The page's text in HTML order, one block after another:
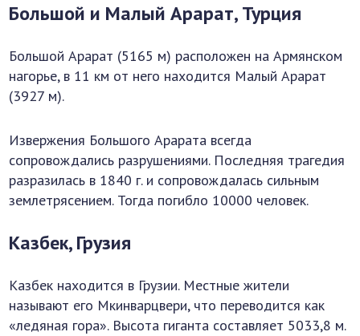
Большой и Малый Арарат, Турция
Большой Арарат (5165 м) расположен на Армянском
нагорье, в 11 км от него находится Малый Арарат
(3927 м).
Извержения Большого Арарата всегда
сопровождались разрушениями. Последняя трагедия
разразилась в 1840 г. и сопровождалась сильным
землетрясением. Тогда погибло 10000 человек.
Казбек, Грузия
Казбек находится в Грузии. Местные жители
называют его Мкинварцвери, что переводится как
«ледяная гора». Высота гиганта составляет 5033,8 м.